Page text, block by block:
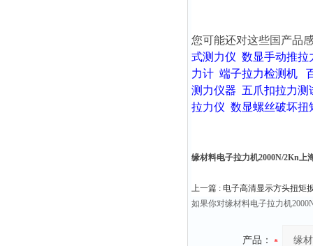
您可能还对这些国产品
式测力仪 数显手动推拉
力计 端子拉力检测机
测力仪器 五爪扣拉力测
拉力仪 数显螺丝破坏扭
缘材料电子拉力机2000N/2Kn上
上一篇 : 电子高清显示方头扭矩
如果你对缘材料电子拉力机
产品：